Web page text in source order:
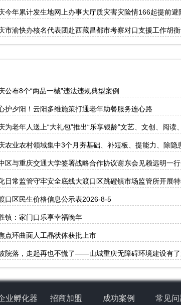
今年累计发生地网上办事大厅质灾害灾险情166起提前
市渝快办核名代表团赴西藏昌都市考察对口支援工作胡
公布8个“两品一械”违法违规典型案例
护夕阳！云阳多维施策打通老年助餐服务连心路
为老年人送上“大礼包”推出“乐享银龄”文艺、文创、阅读
农业农村领域集中3个月夯基础、补短板、提能力、除隐
区与重庆交通大学签署战略合作协议谢东会见赖远明一行
日常监管守牢安全底线大渡口区跳磴镇市场监管所开展
口区民生价格信息公示表2026-8-5
镇：家门口乐享幸福晚年
点环曲面人工晶状体获批上市
院落，走起再也不慌了——山城重庆无障碍环境建设有
业孵化器 招商加盟 成功案例 常见问